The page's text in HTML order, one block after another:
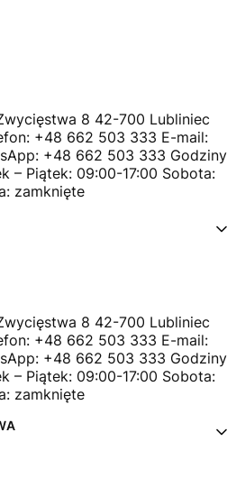
8 42-700 Lubliniec
+48 662 503 333 E-mail:
+48 662 503 333 Godziny
– Piątek: 09:00-17:00 Sobota:
zamknięte
8 42-700 Lubliniec
+48 662 503 333 E-mail:
+48 662 503 333 Godziny
– Piątek: 09:00-17:00 Sobota:
zamknięte